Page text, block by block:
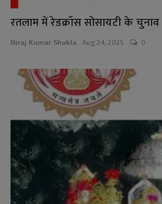
रतलाम में रेडक्रॉस सोसायटी के
Niraj Kumar Shukla Aug 24, 2025 0